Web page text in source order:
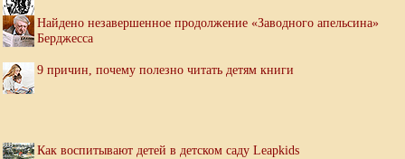
Найдено незавершенное продолжение «Заводного апельсина»
Берджесса
9 причин, почему полезно читать детям книги
Как воспитывают детей в детском саду Leapkids